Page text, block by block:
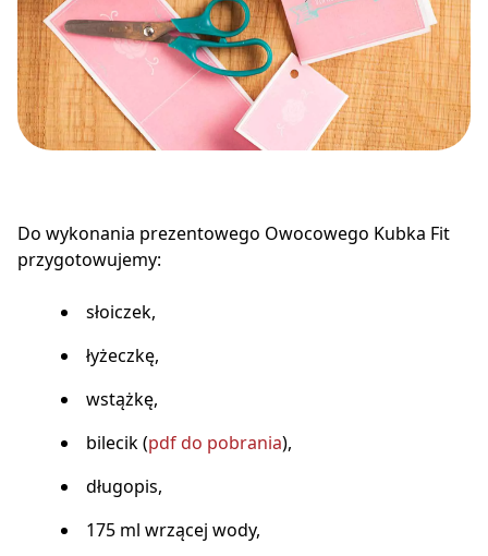
Do wykonania prezentowego Owocowego Kubka Fit
przygotowujemy:
słoiczek,
łyżeczkę,
wstążkę,
bilecik (pdf do pobrania),
długopis,
175 ml wrzącej wody,